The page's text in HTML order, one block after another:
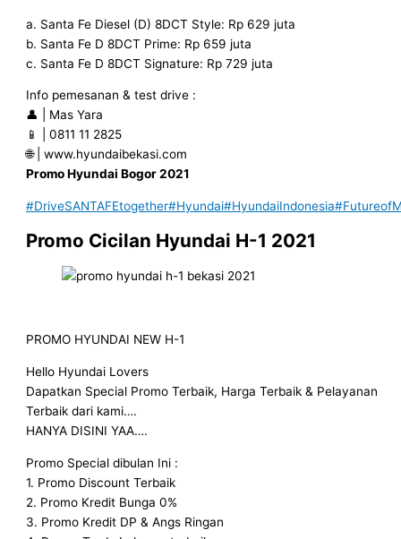
a. Santa Fe Diesel (D) 8DCT Style: Rp 629 juta
b. Santa Fe D 8DCT Prime: Rp 659 juta
c. Santa Fe D 8DCT Signature: Rp 729 juta
Info pemesanan & test drive :
👤 | Mas Yara
📱 | 0811 11 2825
🌐 | www.hyundaibekasi.com
Promo Hyundai Bogor 2021
#DriveSANTAFEtogether#Hyundai#HyundaiIndonesia
Promo Cicilan Hyundai H-1 2021
PROMO HYUNDAI NEW H-1
Hello Hyundai Lovers
Dapatkan Special Promo Terbaik, Harga Terbaik & Pelayanan
Terbaik dari kami….
HANYA DISINI YAA….
Promo Special dibulan Ini :
1. Promo Discount Terbaik
2. Promo Kredit Bunga 0%
3. Promo Kredit DP & Angs Ringan